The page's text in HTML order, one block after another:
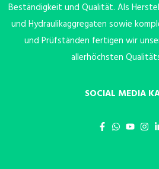
Beständigkeit und Qualität. Als
und Hydraulikaggregaten sowie
und Prüfständen fertigen wir
allerhöchsten
SOCIAL MEDIA